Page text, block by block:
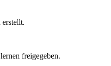
erstellt.
freigegeben.